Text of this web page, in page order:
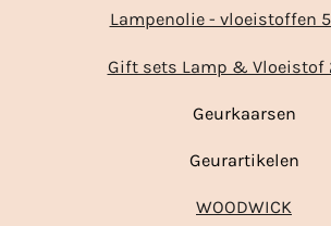
Lampenolie - vloeistoffen
Gift sets Lamp & Vloeistof
Geurkaarsen
Geurartikelen
WOODWICK